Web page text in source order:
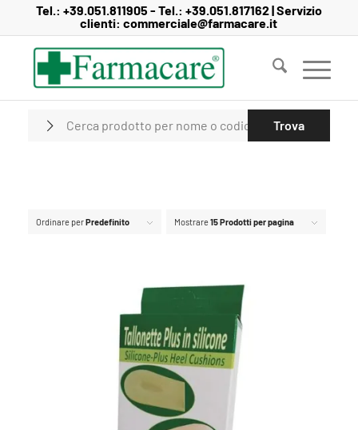
contenuto
navigazione
Tel.: +39.051.811905 - Tel.: +39.051.817162| Servizio
clienti:commerciale@farmacare.it
Ordinare perPredefinito Mostrare15 Prodotti per pagina